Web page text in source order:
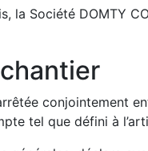
la Société DOMTY
conjointement
tel que défini à